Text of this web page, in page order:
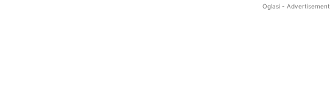
Oglasi - Advertisement